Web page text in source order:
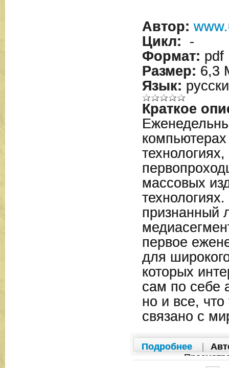
Автор:
Цикл: -
Формат: pdf
Размер: 6,3
Язык:
Краткое
массовых
признанный
первое
для
которых
сам по себе
но и все, что
связано с
Подробнее